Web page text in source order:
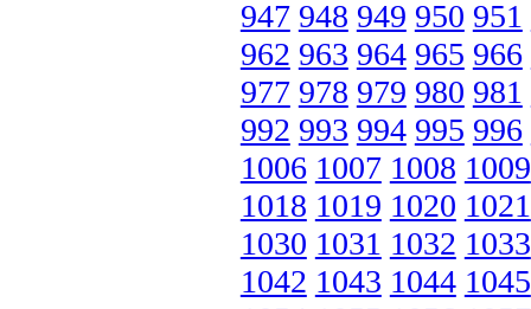
947 948 949 950 951
962 963 964 965 966
977 978 979 980 981
992 993 994 995 996
1006 1007 1008 1009
1018 1019 1020 1021
1030 1031 1032 1033
1042 1043 1044 1045